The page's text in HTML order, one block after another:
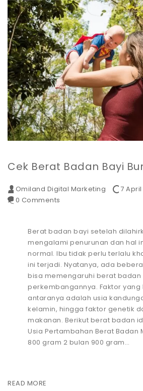
Cek Berat Badan Bayi
Omiland Digital Marketing
7
0 Comments
Berat badan bayi setelah
mengalami penurunan dan hal
normal. Ibu tidak perlu terlalu
ini terjadi. Nyatanya, ada
bisa memengaruhi berat badan
perkembangannya. Faktor
antaranya adalah usia
kelamin, hingga faktor genetik
makanan. Berikut berat badan
Usia Pertambahan Berat Badan
800 gram 2 bulan 900 gram…
READ MORE